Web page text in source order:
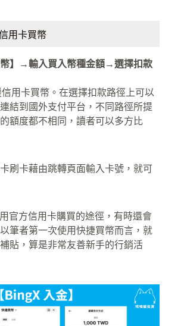
用卡買幣
幣】→輸入買入幣種金額→選擇扣款
用卡買幣。在選擇扣款路徑上可以
結到國外支付平台，不同路徑所提
額度都不相同，讀者可以多方比
刷卡藉由跳轉頁面輸入卡號，就可
官方信用卡購買的途徑，有時還會
筆者第一次使用快捷買幣而言，就
貼，算是非常友善新手的行銷活